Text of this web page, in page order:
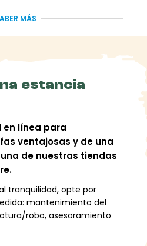
amantes del esquí
una
esquí
Thabor, que incluye
25 pistas azules, 32
eres principiante como
adaptadas a tu nivel.
estarán encantados con
que ofrece esta zona.
MÁS
estancia
en línea para
ventajosas y de una
de nuestras tiendas
tranquilidad, opte por
mantenimiento del
robo, asesoramiento